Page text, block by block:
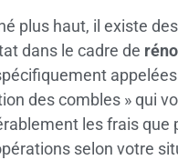
plus haut, il existe
dans le cadre de
des combles » qui
les frais que
selon votre